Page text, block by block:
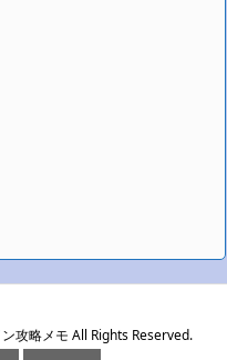
攻略メモ All Rights Reserved.